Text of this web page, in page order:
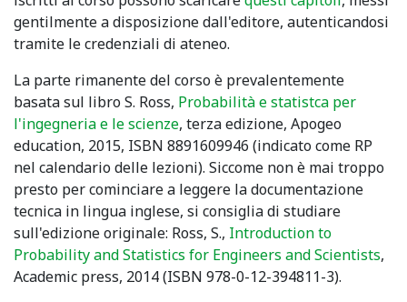
gentilmente a disposizione dall'editore, autenticandosi
tramite le credenziali di ateneo.
La parte rimanente del corso è prevalentemente
basata sul libro S. Ross, Probabilità e statistca per
l'ingegneria e le scienze, terza edizione, Apogeo
education, 2015, ISBN 8891609946 (indicato come RP
nel calendario delle lezioni). Siccome non è mai troppo
presto per cominciare a leggere la documentazione
tecnica in lingua inglese, si consiglia di studiare
sull'edizione originale: Ross, S., Introduction to
Probability and Statistics for Engineers and Scientists,
Academic press, 2014 (ISBN 978-0-12-394811-3).